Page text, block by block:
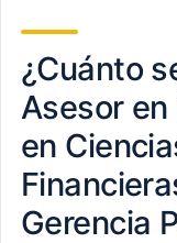
¿Cuánto
Asesor
en
Gerencia